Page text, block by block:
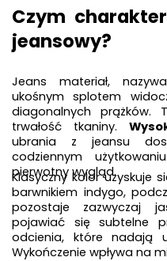
Czym
jeansowy?
Jeans materiał,
ukośnym splotem
diagonalnych prążków.
trwałość tkaniny.
ubrania z jeansu
codziennym
pierwotny wygląd.
Klasyczny kolor uzyskuje
barwnikiem indygo,
pozostaje zazwyczaj
pojawiać się subtelne
odcienia, które nadają
Wykończenie wpływa na